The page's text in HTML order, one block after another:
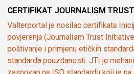
CERTIFIKAT JOURNALISM
Valterportal je nosilac certifikata
povjerenja (Journalism Trust
poštivanje i primjenu etičkih
standarda pouzdanosti. JTI je